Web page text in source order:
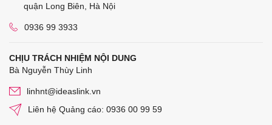
quận Long Biên, Hà Nội
0936 99 3933
CHỊU TRÁCH NHIỆM NỘI DUNG
Bà Nguyễn Thùy Linh
linhnt@ideaslink.vn
Liên hệ Quảng cáo: 0936 00 99 59